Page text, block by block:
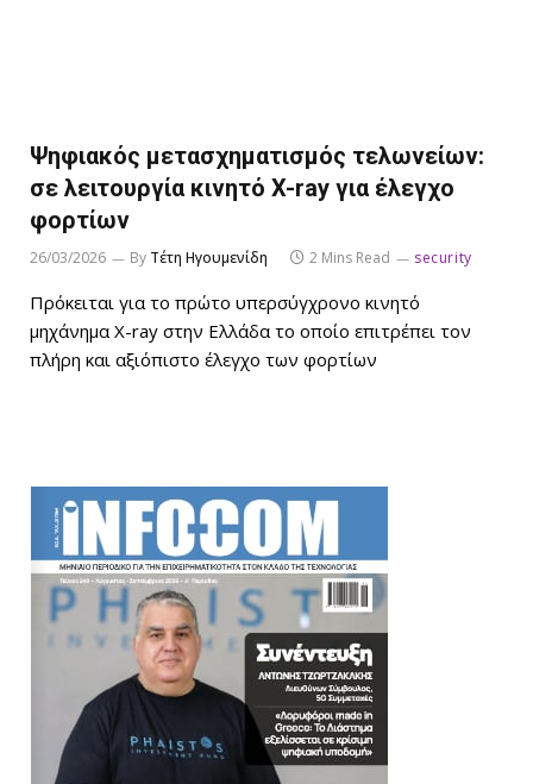
Ψηφιακός μετασχηματισμός τελωνείων:
σε λειτουργία κινητό X-ray για έλεγχο
φορτίων
26/03/2026 By Τέτη Ηγουμενίδη 2 Mins Read security
Πρόκειται για το πρώτο υπερσύγχρονο κινητό
μηχάνημα Χ-ray στην Ελλάδα το οποίο επιτρέπει τον
πλήρη και αξιόπιστο έλεγχο των φορτίων